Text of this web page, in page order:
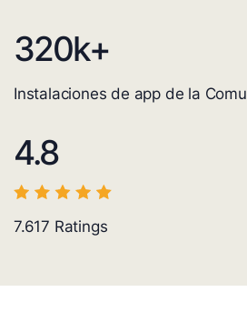
320k+
Instalaciones de app de la
4.8
7.617 Ratings